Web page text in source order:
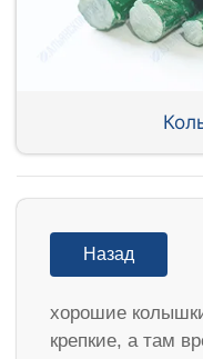
Назад
хорошие
крепкие, а там